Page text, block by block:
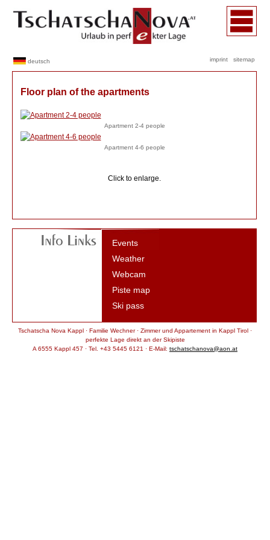
deutsch imprint sitemap
Floor plan of the apartments
Apartment 2-4 people
Apartment 4-6 people
Click to enlarge.
Events
Weather
Webcam
Piste map
Ski pass
Tschatscha Nova Kappl · Familie Wechner · Zimmer und Appartement in Kappl Tirol ·
perfekte Lage direkt an der Skipiste
A 6555 Kappl 457 · Tel. +43 5445 6121 · E-Mail: tschatschanova@aon.at